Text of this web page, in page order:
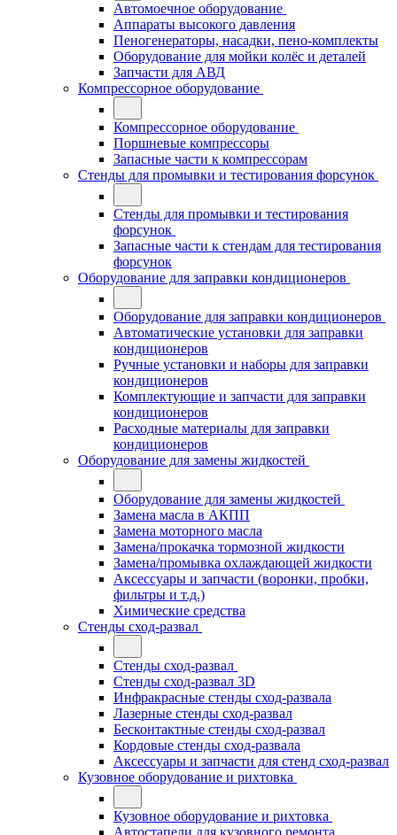
Автомоечное оборудование
Аппараты высокого давления
Пеногенераторы, насадки, пено-комплекты
Оборудование для мойки колёс и деталей
Запчасти для АВД
Компрессорное оборудование
Компрессорное оборудование
Поршневые компрессоры
Запасные части к компрессорам
Стенды для промывки и тестирования форсунок
Стенды для промывки и тестирования
форсунок
Запасные части к стендам для тестирования
форсунок
Оборудование для заправки кондиционеров
Оборудование для заправки кондиционеров
Автоматические установки для заправки
кондиционеров
Ручные установки и наборы для заправки
кондиционеров
Комплектующие и запчасти для заправки
кондиционеров
Расходные материалы для заправки
кондиционеров
Оборудование для замены жидкостей
Оборудование для замены жидкостей
Замена масла в АКПП
Замена моторного масла
Замена/прокачка тормозной жидкости
Замена/промывка охлаждающей жидкости
Аксессуары и запчасти (воронки, пробки,
фильтры и т.д.)
Химические средства
Стенды сход-развал
Стенды сход-развал
Стенды сход-развал 3D
Инфракрасные стенды сход-развала
Лазерные стенды сход-развал
Бесконтактные стенды сход-развал
Кордовые стенды сход-развала
Аксессуары и запчасти для стенд сход-развал
Кузовное оборудование и рихтовка
Кузовное оборудование и рихтовка
Автостапели для кузовного ремонта